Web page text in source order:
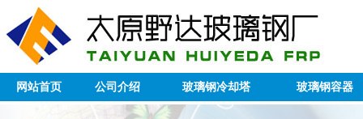
网站首页 公司介绍 玻璃钢冷却塔 玻璃钢容器